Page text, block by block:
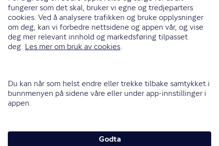
Husforsikring
Livsforsikring
Barneforsikring
Alle forsikringer
915 03 100
LinkedIn
Facebook